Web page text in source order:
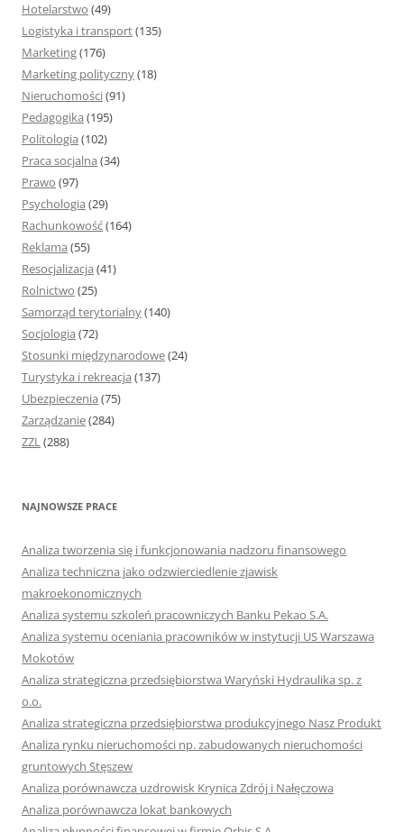
Hotelarstwo (49)
Logistyka i transport(135)
Marketing(176)
Marketing polityczny(18)
Nieruchomości(91)
Pedagogika (195)
Politologia (102)
Praca socjalna (34)
Prawo (97)
Psychologia (29)
Rachunkowość(164)
Reklama (55)
Resocjalizacja (41)
Rolnictwo (25)
Samorząd terytorialny(140)
Socjologia (72)
Stosunki międzynarodowe(24)
Turystyka i rekreacja (137)
Ubezpieczenia (75)
Zarządzanie(284)
ZZL(288)
NAJNOWSZE PRACE
Analiza tworzenia się i funkcjonowania nadzoru finansowego
Analiza techniczna jako odzwierciedlenie zjawisk
makroekonomicznych
Analiza systemu szkoleń pracowniczych Banku Pekao S.A.
Analiza systemu oceniania pracowników w instytucji US Warszawa
Mokotów
Analiza strategiczna przedsiębiorstwa Waryński Hydraulika sp. z
o.o.
Analiza strategiczna przedsiębiorstwa produkcyjnego Nasz Produkt
Analiza rynku nieruchomości np. zabudowanych nieruchomości
gruntowych Stęszew
Analiza porównawcza uzdrowisk Krynica Zdrój i Nałęczowa
Analiza porównawcza lokat bankowych